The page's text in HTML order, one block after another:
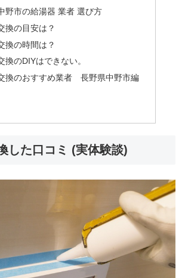
野市の給湯器 業者 選び方
換の目安は？
換の時間は？
換のDIYはできない。
換のおすすめ業者 長野県中野市編
した口コミ (実体験談)